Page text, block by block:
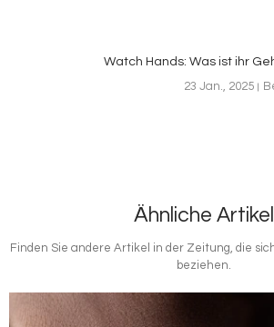
Watch Hands: Was ist ihr
23 Jan., 2025
Ähnliche Artikel
Finden Sie andere Artikel in der Zeitung, die
beziehen.